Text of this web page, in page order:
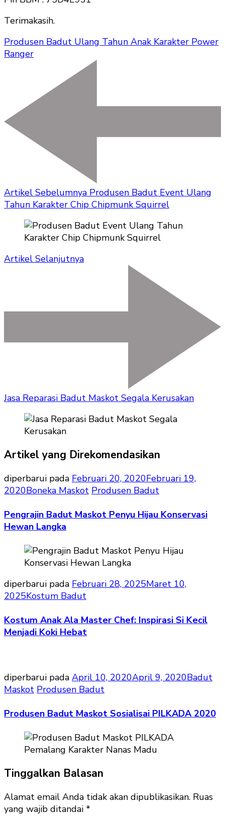
Terimakasih.
Produsen Badut Ulang Tahun Anak Karakter Power
Ranger
Artikel Sebelumnya Produsen Badut Event Ulang
Tahun Karakter Chip Chipmunk Squirrel
Artikel Selanjutnya
Jasa Reparasi Badut Maskot Segala Kerusakan
Artikel yang Direkomendasikan
diperbarui pada Februari 20, 2020Februari 19,
2020Boneka Maskot Produsen Badut
Pengrajin Badut Maskot Penyu Hijau Konservasi
Hewan Langka
diperbarui pada Februari 28, 2025Maret 10,
2025Kostum Badut
Kostum Anak Ala Master Chef: Inspirasi Si Kecil
Menjadi Koki Hebat
diperbarui pada April 10, 2020April 9, 2020Badut
Maskot Produsen Badut
Produsen Badut Maskot Sosialisai PILKADA 2020
Tinggalkan Balasan
Alamat email Anda tidak akan dipublikasikan. Ruas
yang wajib ditandai *